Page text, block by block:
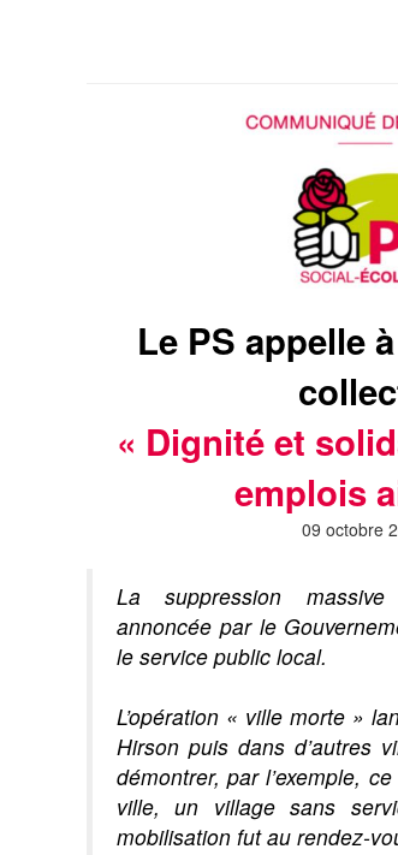
Le PS appelle
« Dignité et
emplois
09 octobre
La suppression
annoncée par le
le service public local.
L’opération « ville morte »
Hirson puis dans d’autres
démontrer, par l’exemple,
ville, un village sans
mobilisation fut au rendez-